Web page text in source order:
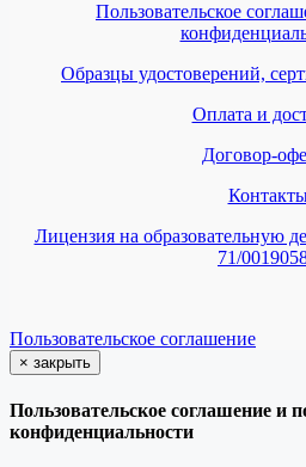
Пользовательское
Образцы удостоверений,
Оплата и
Договор-
Лицензия на образовательную
71/
Пользовательское соглашение
× закрыть
Пользовательское соглашение и
конфиденциальности